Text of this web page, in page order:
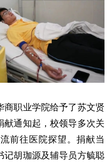
商职业学院给予了苏文贤
献通知起，校领导多次关
前往医院探望。捐献当
记胡珈源及辅导员方毓聪